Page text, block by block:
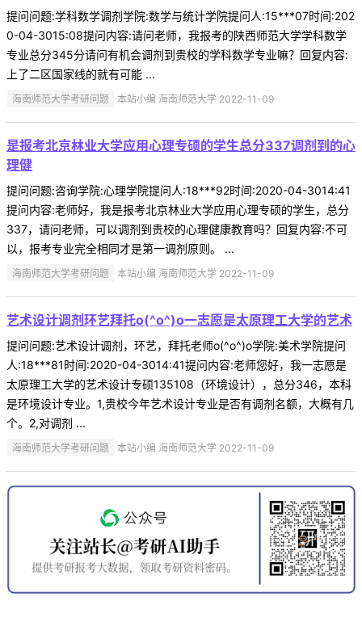
提问问题:学科数学调剂学院:数学与统计学院提问人:15***07时间:202
0-04-3015:08提问内容:请问老师，我报考的陕西师范大学学科数学
专业总分345分请问有机会调剂到贵校的学科数学专业嘛？回复内容:
上了二区国家线的就有可能 ...
海南师范大学考研问题 本站小编 海南师范大学 2022-11-09
是报考北京林业大学应用心理专硕的学生总分337调剂到的心
理健
提问问题:咨询学院:心理学院提问人:18***92时间:2020-04-3014:41
提问内容:老师好，我是报考北京林业大学应用心理专硕的学生，总分
337，请问老师，可以调剂到贵校的心理健康教育吗？回复内容:不可
以，报考专业完全相同才是第一调剂原则。 ...
海南师范大学考研问题 本站小编 海南师范大学 2022-11-09
艺术设计调剂环艺拜托o(^o^)o一志愿是太原理工大学的艺术
提问问题:艺术设计调剂，环艺，拜托老师o(^o^)o学院:美术学院提问
人:18***81时间:2020-04-3014:41提问内容:老师您好，我一志愿是
太原理工大学的艺术设计专硕135108（环境设计），总分346，本科
是环境设计专业。1,贵校今年艺术设计专业是否有调剂名额，大概有几
个。2,对调剂 ...
海南师范大学考研问题 本站小编 海南师范大学 2022-11-09